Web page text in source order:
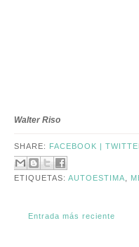
Walter Riso
SHARE: FACEBOOK |
ETIQUETAS: AUTOESTIMA
Entrada más reciente